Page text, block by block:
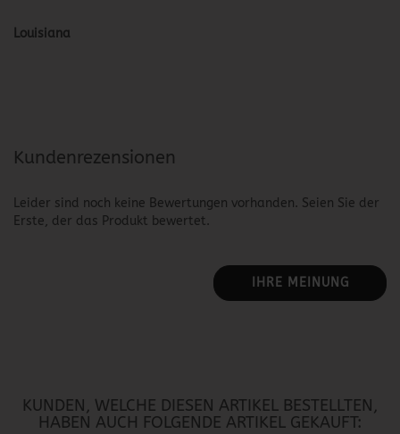
Louisiana
Kundenrezensionen
Leider sind noch keine Bewertungen vorhanden. Seien Sie der
Erste, der das Produkt bewertet.
IHRE MEINUNG
KUNDEN, WELCHE DIESEN ARTIKEL BESTELLTEN,
HABEN AUCH FOLGENDE ARTIKEL GEKAUFT: